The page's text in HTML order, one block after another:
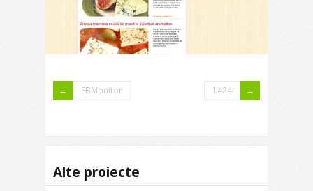
FBMonitor 1424
Alte proiecte